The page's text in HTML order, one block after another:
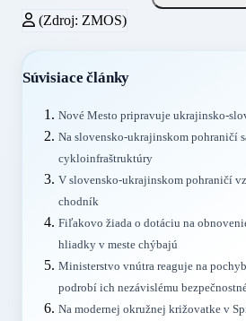
(Zdroj: ZMOS)
Súvisiace články
Nové Mesto pripravuje ukrajinsko-
Na slovensko-ukrajinskom pohraničí
cykloinfraštruktúry
V slovensko-ukrajinskom pohraničí
chodník
Fiľakovo žiada o dotáciu na
hliadky v meste chýbajú
Ministerstvo vnútra reaguje na
podrobí ich nezávislému
Na modernej okružnej križovatke v